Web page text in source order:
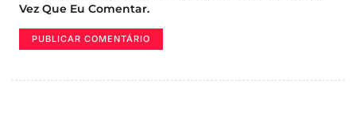
Vez Que Eu Comentar.